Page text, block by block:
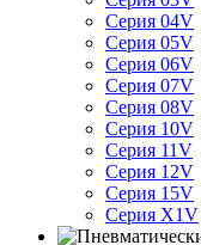
Серия 04V
Серия 05V
Серия 06V
Серия 07V
Серия 08V
Серия 10V
Серия 11V
Серия 12V
Серия 15V
Серия X1V